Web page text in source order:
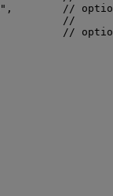
" ,
//
//
//